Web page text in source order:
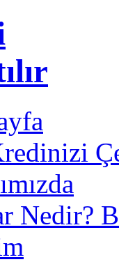
Nedir?